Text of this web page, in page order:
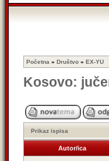
Početna » Društvo » EX-YU
Kosovo:
Prikaz ispisa
Autor/ica